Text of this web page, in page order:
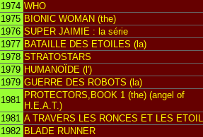
1974 WHO
1975 BIONIC WOMAN (the)
1976 SUPER JAIMIE : la série
1977 BATAILLE DES ETOILES (la)
1978 STRATOSTARS
1979 HUMANOÏDE (l')
1979 GUERRE DES ROBOTS (la)
1981 PROTECTORS,BOOK 1 (the) (angel of
H.E.A.T.)
1981 A TRAVERS LES RONCES ET LES
1982 BLADE RUNNER